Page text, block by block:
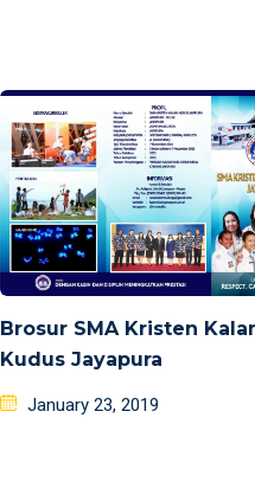
Brosur SMA Kristen
Kudus Jayapura
Posted
January 23, 2019